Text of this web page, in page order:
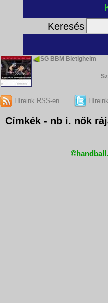
Keresés
SG BBM Bietigheim
Híreink RSS-en
Címkék - nb i. nők